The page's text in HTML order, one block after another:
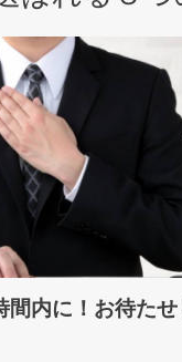
間内に！お待た